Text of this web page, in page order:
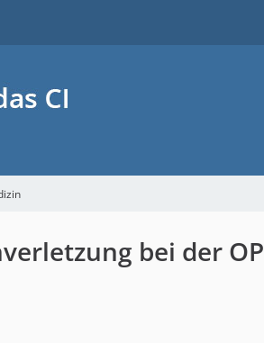
bei der OP